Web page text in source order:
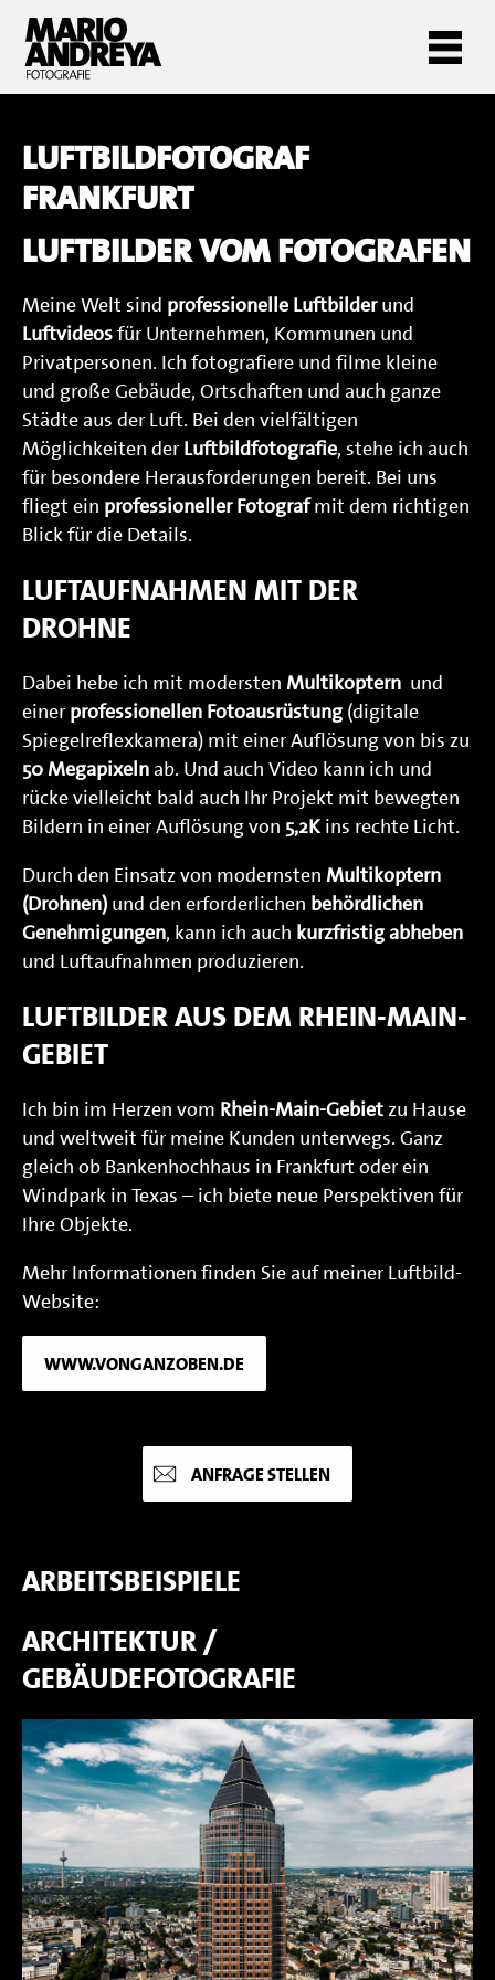
LUFTBILDFOTOGRAF
FRANKFURT
LUFTBILDER VOM FOTOGRAFEN
Meine Welt sind professionelle Luftbilderund
Luftvideosfür Unternehmen, Kommunen und
Privatpersonen. Ich fotografiere und filme kleine
und große Gebäude, Ortschaften und auch ganze
Städte aus der Luft. Bei den vielfältigen
Möglichkeiten der Luftbildfotografie, stehe ich auch
für besondere Herausforderungen bereit. Bei uns
fliegt ein professioneller Fotografmit dem richtigen
Blick für die Details.
LUFTAUFNAHMEN MIT DER
DROHNE
Dabei hebe ich mit modersten Multikoptern und
einer professionellen Fotoausrüstung (digitale
Spiegelreflexkamera) mit einer Auflösung von bis zu
50 Megapixelnab. Und auch Video kann ich und
rücke vielleicht bald auch Ihr Projekt mit bewegten
Bildern in einer Auflösung von 5,2Kins rechte Licht.
Durch den Einsatz von modernsten Multikoptern
(Drohnen) und den erforderlichen behördlichen
Genehmigungen, kann ich auch kurzfristig abheben
und Luftaufnahmen produzieren.
LUFTBILDER AUS DEM RHEIN-MAIN-
GEBIET
Ich bin im Herzen vom Rhein-Main-Gebietzu Hause
und weltweit für meine Kunden unterwegs. Ganz
gleich ob Bankenhochhaus in Frankfurt oder ein
Windpark in Texas – ich biete neue Perspektiven für
Ihre Objekte.
Mehr Informationen finden Sie auf meiner Luftbild-
Website:
WWW.VONGANZOBEN.DE
ANFRAGE STELLEN
ARBEITSBEISPIELE
ARCHITEKTUR /
GEBÄUDEFOTOGRAFIE